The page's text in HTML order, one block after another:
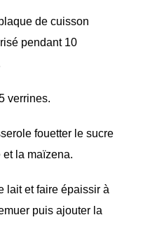
de cuisson
pendant 10
verrines.
fouetter le sucre
la maïzena.
lait et faire épaissir à
puis ajouter la